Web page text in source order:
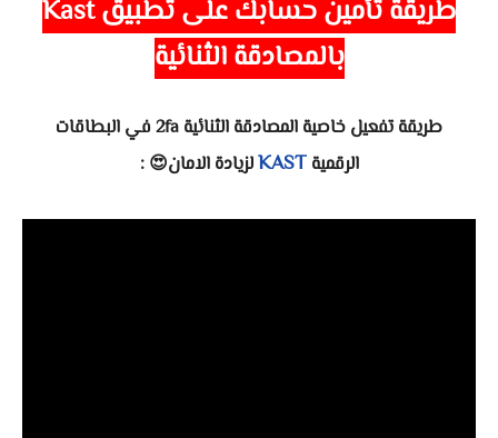
طريقة تأمين حسابك على تطبيق Kast
بالمصادقة الثنائية
طريقة تفعيل خاصية المصادقة الثنائية 2fa في البطاقات
الرقميةKASTلزيادة الامان😍 :